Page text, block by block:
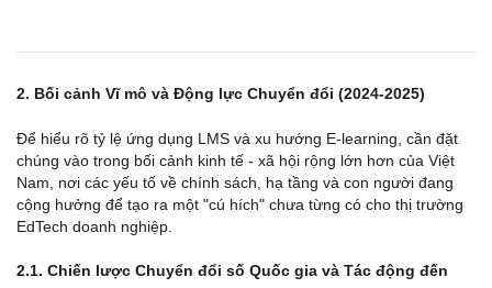
2. Bối cảnh Vĩ mô và Động lực Chuyển đổi (2024-2025)
Để hiểu rõ tỷ lệ ứng dụng LMS và xu hướng E-learning, cần đặt
chúng vào trong bối cảnh kinh tế - xã hội rộng lớn hơn của Việt
Nam, nơi các yếu tố về chính sách, hạ tầng và con người đang
cộng hưởng để tạo ra một "cú hích" chưa từng có cho thị trường
EdTech doanh nghiệp.
2.1. Chiến lược Chuyển đổi số Quốc gia và Tác động đến